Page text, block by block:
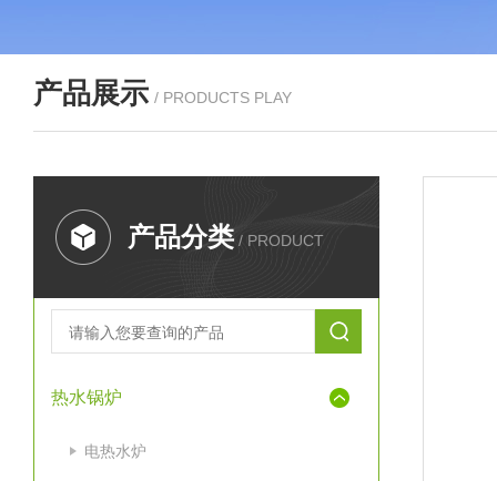
产品展示 / PRODUCTS PLAY
产品分类 / PRODUCT
热水锅炉
电热水炉